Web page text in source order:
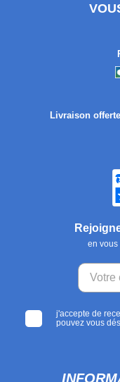
Livraison
en vous
j'accepte de
pouvez vous